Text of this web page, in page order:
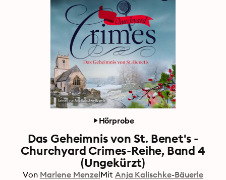
Hörprobe
Das Geheimnis von St. Benet's -
Churchyard Crimes-Reihe, Band 4
(Ungekürzt)
Von Marlene MenzelMit Anja Kalischke-Bäuerle